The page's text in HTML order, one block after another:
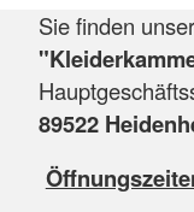
Sie finden
89522